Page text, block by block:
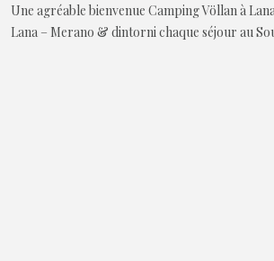
Une agréable bienvenue Camping Völlan à
Lana – Merano & dintorni chaque séjour au